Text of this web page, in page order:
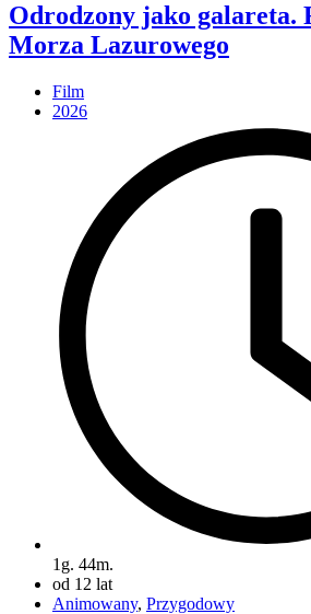
Odrodzony jako galareta.
Morza Lazurowego
Film
2026
1g. 44m.
od 12 lat
Animowany, Przygodowy